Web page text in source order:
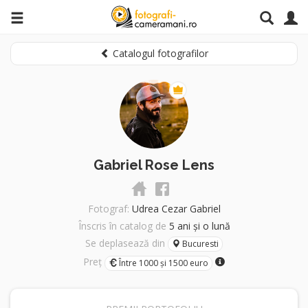
Catalogul fotografilor
Gabriel Rose Lens
Fotograf: Udrea Cezar Gabriel
Înscris în catalog de 5 ani și o lună
Se deplasează din
Bucuresti
Preț Între 1000 și 1500 euro